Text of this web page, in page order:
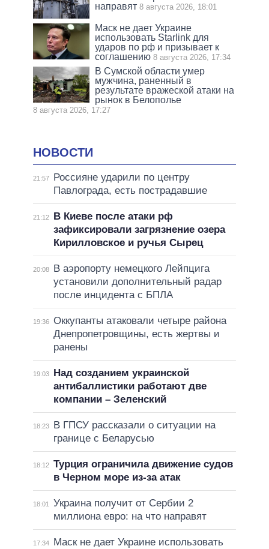
направят 8 августа 2026, 18:01
Маск не дает Украине
использовать Starlink для
ударов по рф и призывает к
соглашению 8 августа 2026, 17:34
В Сумской области умер
мужчина, раненный в
результате вражеской атаки на
рынок в Белополье
8 августа 2026, 17:27
НОВОСТИ
21:57
Россияне ударили по центру
Павлограда, есть пострадавшие
21:12
В Киеве после атаки рф
зафиксировали загрязнение озера
Кирилловское и ручья Сырец
20:08
В аэропорту немецкого Лейпцига
установили дополнительный радар
после инцидента с БПЛА
19:36 Оккупанты атаковали четыре района
Днепропетровщины, есть жертвы и
ранены
19:03
Над созданием украинской
антибаллистики работают две
компании – Зеленский
18:23
В ГПСУ рассказали о ситуации на
границе с Беларусью
18:12 Турция ограничила движение судов
в Черном море из-за атак
18:01
Украина получит от Сербии 2
миллиона евро: на что направят
17:34
Маск не дает Украине использовать